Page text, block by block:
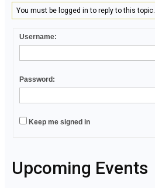
You must be logged in to reply to this topic.
Username:
Password:
Keep me signed in
Upcoming Events